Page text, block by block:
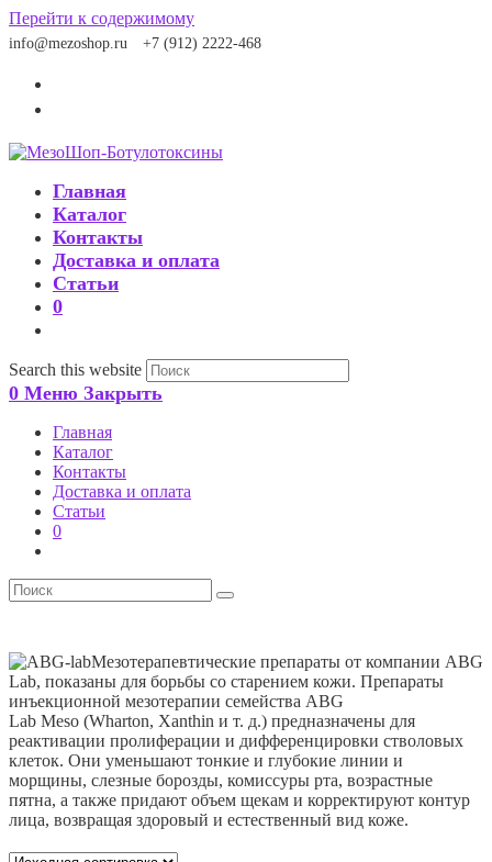
Перейти к содержимому
info@mezoshop.ru +7 (912) 2222-468
Главная
Каталог
Контакты
Доставка и оплата
Статьи
0
Search this website
0 Меню Закрыть
Главная
Каталог
Контакты
Доставка и оплата
Статьи
0
Мезотерапевтические препараты от компании ABG
Lab, показаны для борьбы со старением кожи. Препараты
инъекционной мезотерапии семейства ABG
Lab Meso (Wharton, Xanthin и т. д.) предназначены для
реактивации пролиферации и дифференцировки стволовых
клеток. Они уменьшают тонкие и глубокие линии и
морщины, слезные борозды, комиссуры рта, возрастные
пятна, а также придают объем щекам и корректируют контур
лица, возвращая здоровый и естественный вид коже.